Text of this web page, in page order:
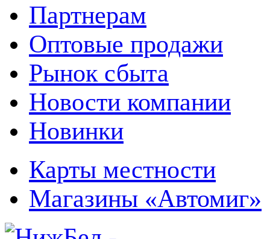
Партнерам
Оптовые продажи
Рынок сбыта
Новости компании
Новинки
Карты местности
Магазины «Автомиг»